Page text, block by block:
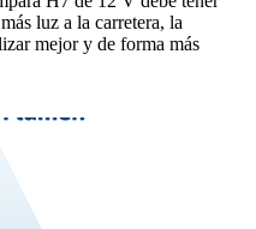
luz a la carretera, la
mejor y de forma más